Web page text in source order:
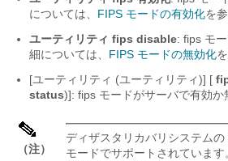
については、 FIPS モードの有効化を
ユーティリティ fips disable: fips モ
細については、 FIPS モードの無効化
[ユーティリティ (ユーティリティ)] [
status)]: fips モードがサーバで有効か
（注）
ディザスタリカバリシステム
モードでサポートされていま